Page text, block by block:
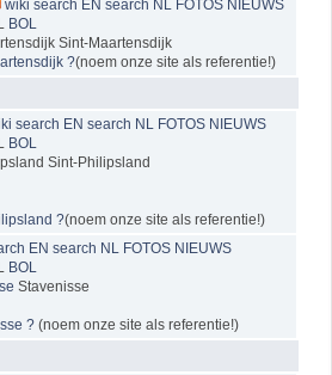
wiki search EN search NL FOTOS NIEUWS
BOL
Sint-Maartensdijk
?(noem onze site als referentie!)
search EN search NL FOTOS NIEUWS
BOL
Sint-Philipsland
?(noem onze site als referentie!)
EN search NL FOTOS NIEUWS
BOL
Stavenisse
? (noem onze site als referentie!)